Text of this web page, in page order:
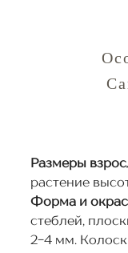
Размеры
растение
Форма и
стеблей,
2-4 мм.